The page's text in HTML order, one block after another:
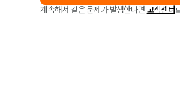
계속해서 같은 문제가 발생한다면 고객센터